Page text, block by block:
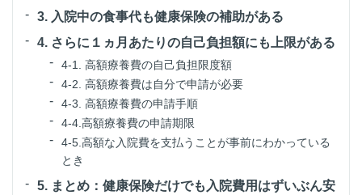
3. 入院中の食事代も健康保険の補助がある
4. さらに１ヵ月あたりの自己負担額にも上限がある
4-1. 高額療養費の自己負担限度額
4-2. 高額療養費は自分で申請が必要
4-3. 高額療養費の申請手順
4-4.高額療養費の申請期限
4-5.高額な入院費を支払うことが事前にわかっている
とき
5. まとめ：健康保険だけでも入院費用はずいぶん安